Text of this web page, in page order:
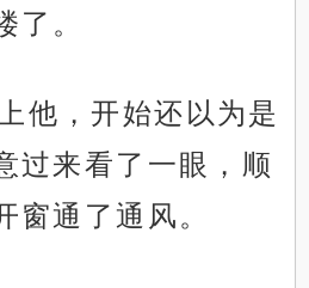
了。
他，开始还以为是
过来看了一眼，顺
窗通了通风。